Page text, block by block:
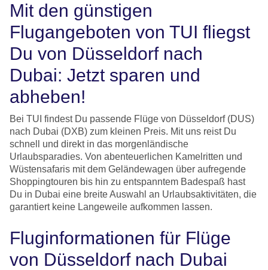
Mit den günstigen
Flugangeboten von TUI fliegst
Du von Düsseldorf nach
Dubai: Jetzt sparen und
abheben!
Bei TUI findest Du passende Flüge von Düsseldorf (DUS)
nach Dubai (DXB) zum kleinen Preis. Mit uns reist Du
schnell und direkt in das morgenländische
Urlaubsparadies. Von abenteuerlichen Kamelritten und
Wüstensafaris mit dem Geländewagen über aufregende
Shoppingtouren bis hin zu entspanntem Badespaß hast
Du in Dubai eine breite Auswahl an Urlaubsaktivitäten, die
garantiert keine Langeweile aufkommen lassen.
Fluginformationen für Flüge
von Düsseldorf nach Dubai